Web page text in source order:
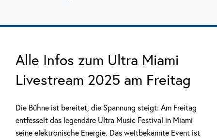
Alle Infos zum Ultra Miami
Livestream 2025 am Freitag
Die Bühne ist bereitet, die Spannung steigt: Am Freitag
entfesselt das legendäre Ultra Music Festival in Miami
seine elektronische Energie. Das weltbekannte Event ist